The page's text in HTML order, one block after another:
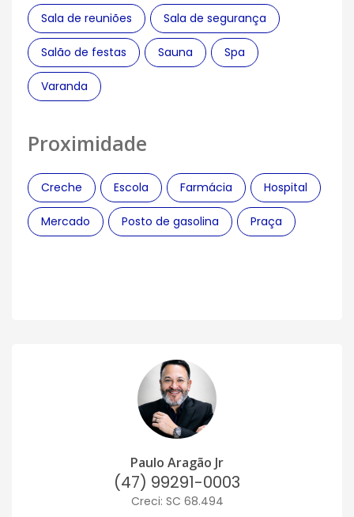
Sala de reuniões Sala de segurança
Salão de festas Sauna Spa
Varanda
Proximidade
Creche Escola Farmácia Hospital
Mercado Posto de gasolina Praça
Paulo Aragão Jr
(47) 99291-0003
Creci: SC 68.494